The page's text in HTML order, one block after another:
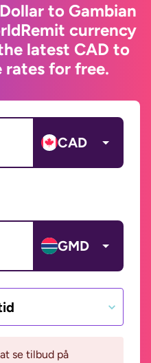
to Gambian
currency
latest CAD to
rates for free.
CAD
GMD
se tilbud på